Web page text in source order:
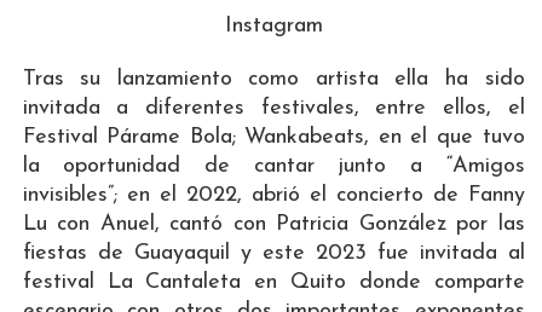
Instagram
Tras su lanzamiento como artista ella ha sido
invitada a diferentes festivales, entre ellos, el
Festival Párame Bola; Wankabeats, en el que tuvo
la oportunidad de cantar junto a “Amigos
invisibles”; en el 2022, abrió el concierto de Fanny
Lu con Anuel, cantó con Patricia González por las
fiestas de Guayaquil y este 2023 fue invitada al
festival La Cantaleta en Quito donde comparte